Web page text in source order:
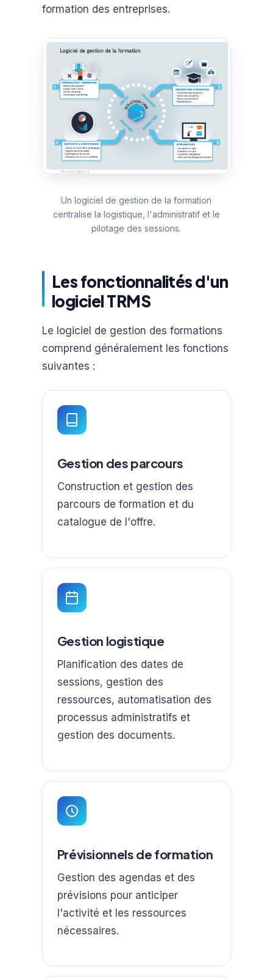
formation des entreprises.
Un logiciel de gestion de la formation
centralise la logistique, l'administratif et le
pilotage des sessions.
Les fonctionnalités d'un
logiciel TRMS
Le logiciel de gestion des formations
comprend généralement les fonctions
suivantes :
Gestion des parcours
Construction et gestion des
parcours de formation et du
catalogue de l'offre.
Gestion logistique
Planification des dates de
sessions, gestion des
ressources, automatisation des
processus administratifs et
gestion des documents.
Prévisionnels de formation
Gestion des agendas et des
prévisions pour anticiper
l'activité et les ressources
nécessaires.